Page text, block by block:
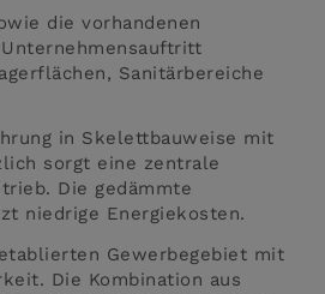
die vorhandenen
Sanitärbereiche
in Skelettbauweise mit
sorgt eine zentrale
Die gedämmte
niedrige Energiekosten.
Gewerbegebiet mit
Die Kombination aus